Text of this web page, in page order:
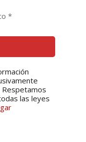
Respetamos
las leyes